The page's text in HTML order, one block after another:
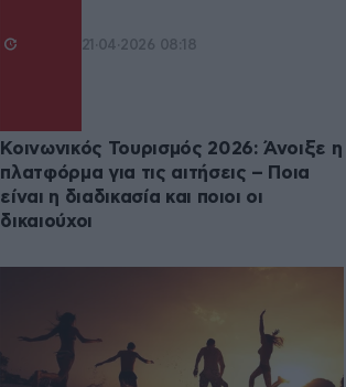
21·04·2026 08:18
Κοινωνικός Τουρισμός 2026: Άνοιξε η
πλατφόρμα για τις αιτήσεις – Ποια
είναι η διαδικασία και ποιοι οι
δικαιούχοι